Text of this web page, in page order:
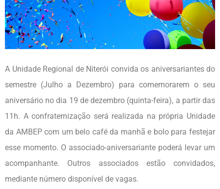
A Unidade Regional de Niterói convida os aniversariantes do
semestre (Julho a Dezembro) para comemorarem o seu
aniversário no dia 19 de dezembro (quinta-feira), a partir das
11h. A confraternização será realizada na própria Unidade
da AMBEP com um belo café da manhã e bolo para festejar
esse momento. O associado-aniversariante poderá levar um
acompanhante. Outros associados estão convidados,
mediante número disponível de vagas.